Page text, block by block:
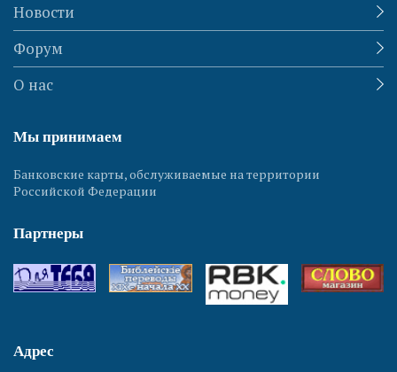
Новости
Форум
О нас
Мы принимаем
Банковские карты, обслуживаемые на территории
Российской Федерации
Партнеры
Адрес